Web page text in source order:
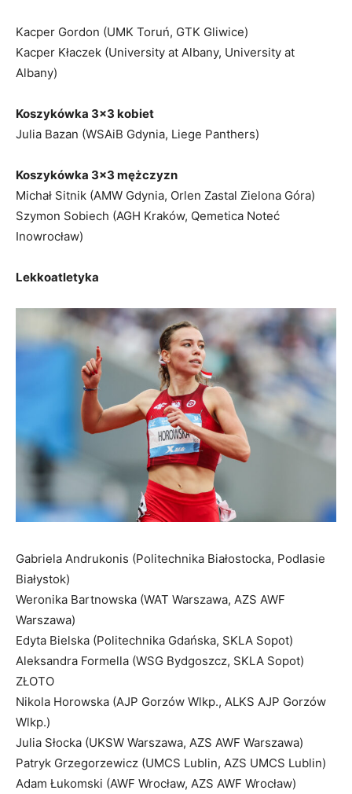
Kacper Gordon (UMK Toruń, GTK Gliwice)
Kacper Kłaczek (University at Albany, University at
Albany)
Koszykówka 3×3 kobiet
Julia Bazan (WSAiB Gdynia, Liege Panthers)
Koszykówka 3×3 mężczyzn
Michał Sitnik (AMW Gdynia, Orlen Zastal Zielona Góra)
Szymon Sobiech (AGH Kraków, Qemetica Noteć
Inowrocław)
Lekkoatletyka
Gabriela Andrukonis (Politechnika Białostocka, Podlasie
Białystok)
Weronika Bartnowska (WAT Warszawa, AZS AWF
Warszawa)
Edyta Bielska (Politechnika Gdańska, SKLA Sopot)
Aleksandra Formella (WSG Bydgoszcz, SKLA Sopot)
ZŁOTO
Nikola Horowska (AJP Gorzów Wlkp., ALKS AJP Gorzów
Wlkp.)
Julia Słocka (UKSW Warszawa, AZS AWF Warszawa)
Patryk Grzegorzewicz (UMCS Lublin, AZS UMCS Lublin)
Adam Łukomski (AWF Wrocław, AZS AWF Wrocław)